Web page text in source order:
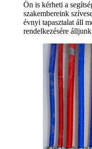
Ön is kérheti a
szakembereink
évnyi tapasztalat áll
rendelkezésére